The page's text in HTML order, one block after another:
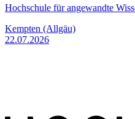
Hochschule für angewandte
Kempten (Allgäu)
22.07.2026